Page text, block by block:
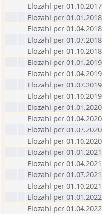
Elozahl per 01.10.2017
Elozahl per 01.01.2018
Elozahl per 01.04.2018
Elozahl per 01.07.2018
Elozahl per 01.10.2018
Elozahl per 01.01.2019
Elozahl per 01.04.2019
Elozahl per 01.07.2019
Elozahl per 01.10.2019
Elozahl per 01.01.2020
Elozahl per 01.04.2020
Elozahl per 01.07.2020
Elozahl per 01.10.2020
Elozahl per 01.01.2021
Elozahl per 01.04.2021
Elozahl per 01.07.2021
Elozahl per 01.10.2021
Elozahl per 01.01.2022
Elozahl per 01.04.2022